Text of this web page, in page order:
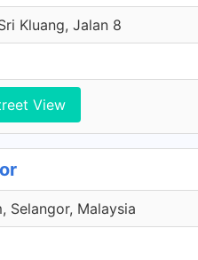
Kluang, Jalan 8
View
Selangor, Malaysia